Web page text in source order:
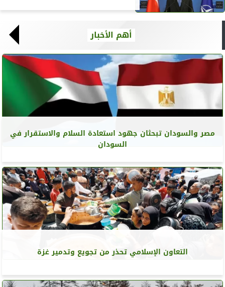
أهم الأخبار
مصر والسودان تبحثان جهود استعادة السلام والاستقرار في
السودان
التعاون الإسلامي تحذر من تجويع وتدمير غزة